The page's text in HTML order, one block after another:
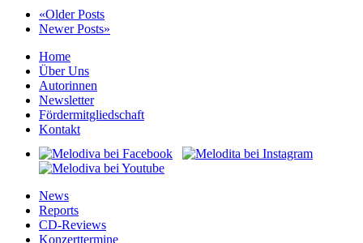
«Older Posts
Newer Posts»
Home
Über Uns
Autorinnen
Newsletter
Fördermitgliedschaft
Kontakt
News
Reports
CD-Reviews
Konzerttermine